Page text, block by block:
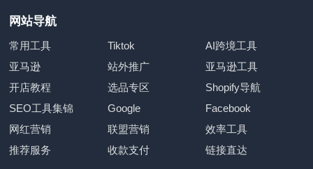
网站导航
常用工具 Tiktok
AI跨境工具
亚马逊
站外推广
亚马逊工具
开店教程
选品专区
Shopify导航
SEO工具集锦
Google
Facebook
网红营销
联盟营销
效率工具
推荐服务
收款支付 链接直达